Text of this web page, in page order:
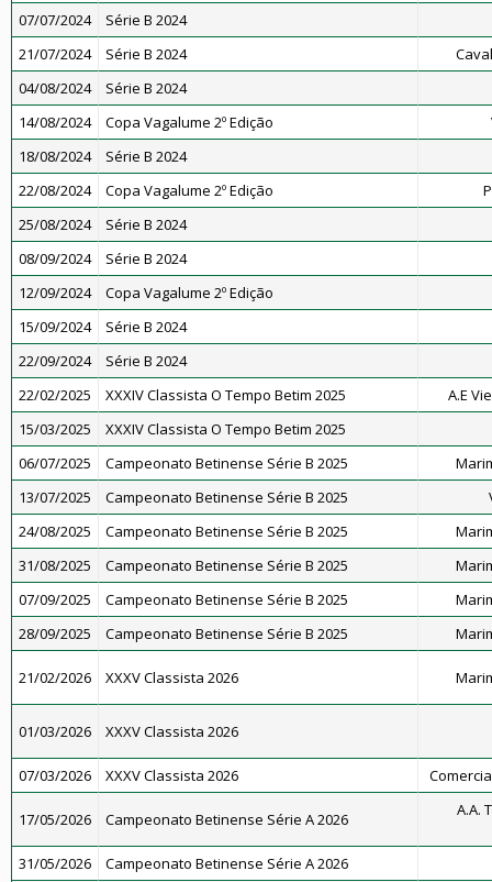
07/07/2024
Série B 2024
21/07/2024
Série B 2024
04/08/2024
Série B 2024
14/08/2024
Copa Vagalume 2º Edição
18/08/2024
Série B 2024
22/08/2024
Copa Vagalume 2º Edição
25/08/2024
Série B 2024
08/09/2024
Série B 2024
12/09/2024
Copa Vagalume 2º Edição
15/09/2024
Série B 2024
22/09/2024
Série B 2024
22/02/2025
XXXIV Classista O Tempo Betim 2025
A.E
15/03/2025
XXXIV Classista O Tempo Betim 2025
06/07/2025
Campeonato Betinense Série B 2025
13/07/2025
Campeonato Betinense Série B 2025
24/08/2025
Campeonato Betinense Série B 2025
31/08/2025
Campeonato Betinense Série B 2025
07/09/2025
Campeonato Betinense Série B 2025
28/09/2025
Campeonato Betinense Série B 2025
21/02/2026 XXXV Classista 2026
01/03/2026 XXXV Classista 2026
07/03/2026 XXXV Classista 2026
17/05/2026 Campeonato Betinense Série A 2026 A.A.
31/05/2026
Campeonato Betinense Série A 2026